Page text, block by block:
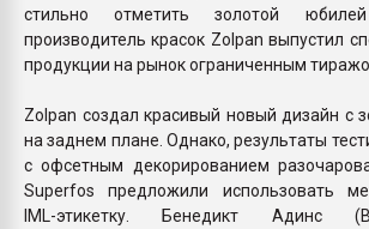
стильно отметить золотой
производитель красок Zolpan выпустил
продукции на рынок ограниченным
Zolpan создал красивый новый дизайн с
на заднем плане. Однако, результаты
с офсетным декорированием
Superfos предложили использовать
IML-этикетку. Бенедикт Адинс